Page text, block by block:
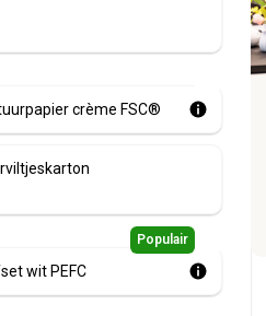
crème FSC®
Populair
wit PEFC